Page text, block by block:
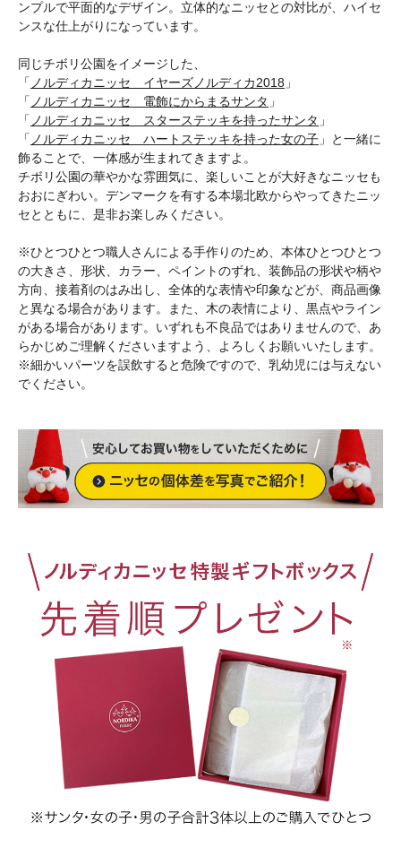
ンプルで平面的なデザイン。立体的なニッセとの対比が、ハイセ
ンスな仕上がりになっています。
同じチボリ公園をイメージした、
「 ノルディカニッセ イヤーズノルディカ2018 」
「 ノルディカニッセ 電飾にからまるサンタ 」
「 ノルディカニッセ スターステッキを持ったサンタ 」
「 ノルディカニッセ ハートステッキを持った女の子 」と一緒に
飾ることで、一体感が生まれてきますよ。
チボリ公園の華やかな雰囲気に、楽しいことが大好きなニッセも
おおにぎわい。デンマークを有する本場北欧からやってきたニッ
セとともに、是非お楽しみください。
※ひとつひとつ職人さんによる手作りのため、本体ひとつひとつ
の大きさ、形状、カラー、ペイントのずれ、装飾品の形状や柄や
方向、接着剤のはみ出し、全体的な表情や印象などが、商品画像
と異なる場合があります。また、木の表情により、黒点やライン
がある場合があります。いずれも不良品ではありませんので、あ
らかじめご理解くださいますよう、よろしくお願いいたします。
※細かいパーツを誤飲すると危険ですので、乳幼児には与えない
でください。